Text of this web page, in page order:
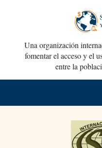
Una organización
fomentar el acceso y el
entre la